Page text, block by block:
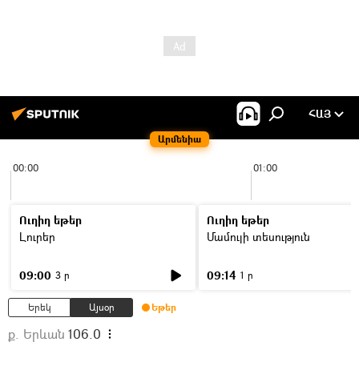
Արմենիա
ՀԱՅ
00:00 01:00
Ուղիղ եթեր
Լուրեր
09:00 3 ր
Ուղիղ եթեր
Մամուլի տեսություն
09:14 1 ր
Երեկ Այսօր Եթեր
ք. Երևան 106.0